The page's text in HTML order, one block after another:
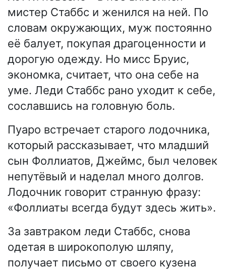
мистер Стаббс и женился на ней. По
словам окружающих, муж постоянно
её балует, покупая драгоценности и
дорогую одежду. Но мисс Бруис,
экономка, считает, что она себе на
уме. Леди Стаббс рано уходит к себе,
сославшись на головную боль.
Пуаро встречает старого лодочника,
который рассказывает, что младший
сын Фоллиатов, Джеймс, был человек
непутёвый и наделал много долгов.
Лодочник говорит странную фразу:
«Фоллиаты всегда будут здесь жить».
За завтраком леди Стаббс, снова
одетая в широкополую шляпу,
получает письмо от своего кузена